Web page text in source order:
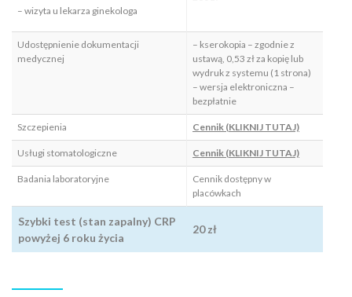
Szybki test (stan zapalny) CRP
powyżej 6 roku życia
20 zł
– wizyta u lekarza ginekologa
Udostępnienie dokumentacji
medycznej
– kserokopia – zgodnie z
ustawą, 0,53 zł za kopię lub
wydruk z systemu (1 strona)
– wersja elektroniczna –
bezpłatnie
Szczepienia Cennik (KLIKNIJ TUTAJ)
Usługi stomatologiczne Cennik (KLIKNIJ TUTAJ)
Badania laboratoryjne
Cennik dostępny w
placówkach